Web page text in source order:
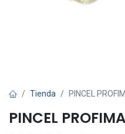
Tienda PINCEL
PINCEL